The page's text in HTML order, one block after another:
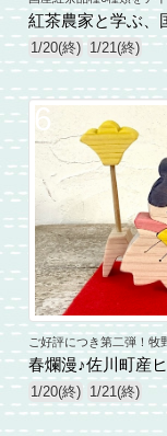
紅茶農家と学ぶ、
1/20(終) 1/21(終)
6
ご好評につき第二弾！牧
春爛漫♪佐川町産
1/20(終) 1/21(終)